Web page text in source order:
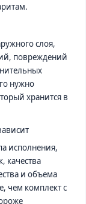
слоя,
повреждений
нужно
хранится в
исполнения,
качества
и объема
чем комплект с